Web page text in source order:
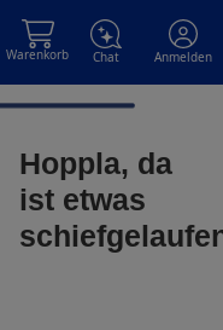
Warenkorb Chat Anmelden
Hoppla, da
ist etwas